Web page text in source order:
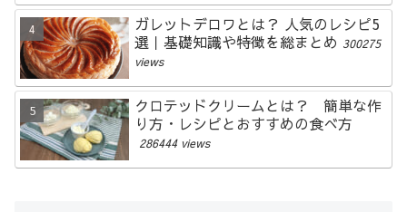
ガレットデロワとは？ 人気のレシピ5
選｜基礎知識や特徴を総まとめ 300275
views
クロテッドクリームとは？ 簡単な作
り方・レシピとおすすめの食べ方
286444 views